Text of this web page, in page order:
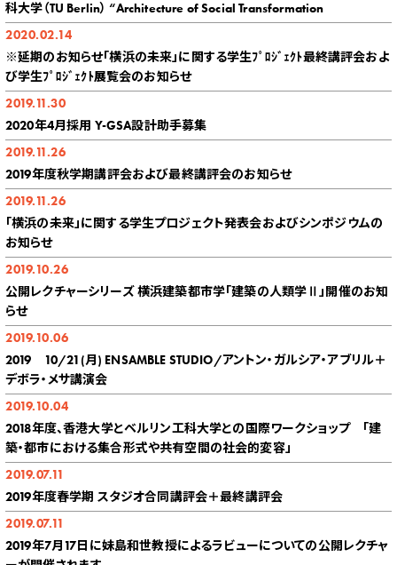
科大学（TU Berlin） “Architecture of Social Transformation
2020.02.14
※延期のお知らせ「横浜の未来」に関する学生ﾌﾟﾛｼﾞｪｸﾄ最終講評会およ
び学生ﾌﾟﾛｼﾞｪｸﾄ展覧会のお知らせ
2019.11.30
2020年4月採用 Y-GSA設計助手募集
2019.11.26
2019年度秋学期講評会および最終講評会のお知らせ
2019.11.26
「横浜の未来」に関する学生プロジェクト発表会およびシンポジウムの
お知らせ
2019.10.26
公開レクチャーシリーズ 横浜建築都市学「建築の人類学Ⅱ」開催のお知
らせ
2019.10.06
2019 10/21(月) ENSAMBLE STUDIO/アントン・ガルシア・アブリル＋
デボラ・メサ講演会
2019.10.04
2018年度、香港大学とベルリン工科大学との国際ワークショップ 「建
築・都市における集合形式や共有空間の社会的変容」
2019.07.11
2019年度春学期 スタジオ合同講評会＋最終講評会
2019.07.11
2019年7月17日に妹島和世教授によるラビューについての公開レクチャ